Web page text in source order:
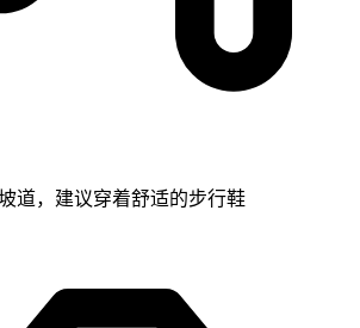
道，建议穿着舒适的步行鞋